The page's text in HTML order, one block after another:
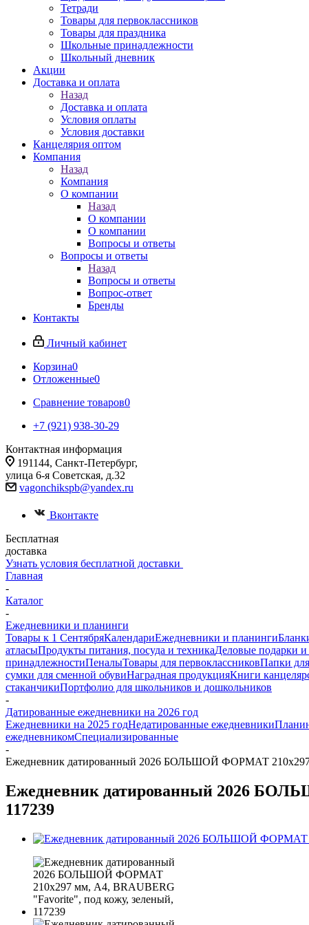
Тетради
Товары для первоклассников
Товары для праздника
Школьные принадлежности
Школьный дневник
Акции
Доставка и оплата
Назад
Доставка и оплата
Условия оплаты
Условия доставки
Канцелярия оптом
Компания
Назад
Компания
О компании
Назад
О компании
О компании
Вопросы и ответы
Вопросы и ответы
Назад
Вопросы и ответы
Вопрос-ответ
Бренды
Контакты
Личный кабинет
Корзина0
Отложенные0
Сравнение товаров0
+7 (921) 938-30-29
Контактная информация
191144, Санкт-Петербург,
улица 6-я Советская, д.32
vagonchikspb@yandex.ru
Вконтакте
Бесплатная
доставка
Узнать условия бесплатной доставки
Главная
-
Каталог
-
Ежедневники и планинги
Товары к 1 СентябряКалендариЕжедневники и планинги
атласыПродукты питания, посуда и техникаДеловые подарки
принадлежностиПеналыТовары для первоклассниковПапки для
сумки для сменной обувиНаградная продукцияКниги
стаканчикиПортфолио для школьников и дошкольников
-
Датированные ежедневники на 2026 год
Ежедневники на 2025 годНедатированные ежедневники
ежедневникомСпециализированные
-
Ежедневник датированный 2026 БОЛЬШОЙ ФОРМАТ 210х297
Ежедневник датированный 2026
117239